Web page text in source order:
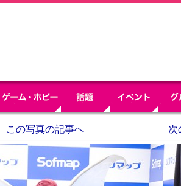
この写真の記事へ 次